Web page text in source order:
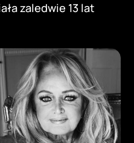
zaledwie 13 lat